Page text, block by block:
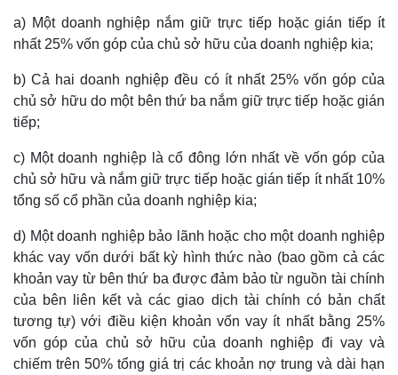
a) Một doanh nghiệp nắm giữ trực tiếp hoặc gián tiếp ít
nhất 25% vốn góp của chủ sở hữu của doanh nghiệp kia;
b) Cả hai doanh nghiệp đều có ít nhất 25% vốn góp của
chủ sở hữu do một bên thứ ba nắm giữ trực tiếp hoặc gián
tiếp;
c) Một doanh nghiệp là cổ đông lớn nhất về vốn góp của
chủ sở hữu và nắm giữ trực tiếp hoặc gián tiếp ít nhất 10%
tổng số cổ phần của doanh nghiệp kia;
d) Một doanh nghiệp bảo lãnh hoặc cho một doanh nghiệp
khác vay vốn dưới bất kỳ hình thức nào (bao gồm cả các
khoản vay từ bên thứ ba được đảm bảo từ nguồn tài chính
của bên liên kết và các giao dịch tài chính có bản chất
tương tự) với điều kiện khoản vốn vay ít nhất bằng 25%
vốn góp của chủ sở hữu của doanh nghiệp đi vay và
chiếm trên 50% tổng giá trị các khoản nợ trung và dài hạn